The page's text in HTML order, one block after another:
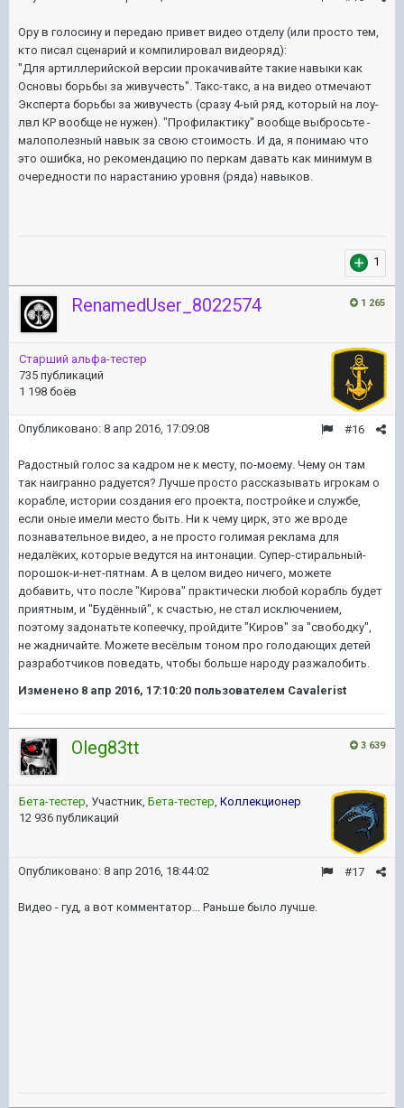
Ору в голосину и передаю привет видео отделу (или просто тем,
кто писал сценарий и компилировал видеоряд):
"Для артиллерийской версии прокачивайте такие навыки как
Основы борьбы за живучесть". Такс-такс, а на видео отмечают
Эксперта борьбы за живучесть (сразу 4-ый ряд, который на лоу-
лвл КР вообще не нужен). "Профилактику" вообще выбросьте -
малополезный навык за свою стоимость. И да, я понимаю что
это ошибка, но рекомендацию по перкам давать как минимум в
очередности по нарастанию уровня (ряда) навыков.
1
1 265
RenamedUser_8022574
Старший альфа-тестер
735 публикаций
1 198 боёв
#16
Опубликовано: 8 апр 2016, 17:09:08
Радостный голос за кадром не к месту, по-моему. Чему он там
так наигранно радуется? Лучше просто рассказывать игрокам о
корабле, истории создания его проекта, постройке и службе,
если оные имели место быть. Ни к чему цирк, это же вроде
познавательное видео, а не просто голимая реклама для
недалёких, которые ведутся на интонации. Супер-стиральный-
порошок-и-нет-пятнам. А в целом видео ничего, можете
добавить, что после "Кирова" практически любой корабль будет
приятным, и "Будённый", к счастью, не стал исключением,
поэтому задонатьте копеечку, пройдите "Киров" за "свободку",
не жадничайте. Можете весёлым тоном про голодающих детей
разработчиков поведать, чтобы больше народу разжалобить.
Изменено 8 апр 2016, 17:10:20 пользователем Cavalerist
3 639
Oleg83tt
Бета-тестер, Участник, Бета-тестер, Коллекционер
12 936 публикаций
#17
Опубликовано: 8 апр 2016, 18:44:02
Видео - гуд, а вот комментатор... Раньше было лучше.